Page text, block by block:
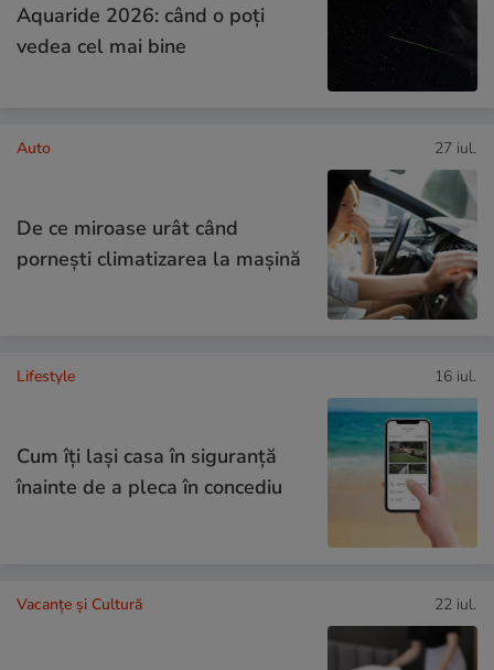
Aquaride 2026: când o poți
vedea cel mai bine
Auto 27 iul.
De ce miroase urât când
pornești climatizarea la mașină
Lifestyle 16 iul.
Cum îţi laşi casa în siguranţă
înainte de a pleca în concediu
Vacanțe și Cultură 22 iul.